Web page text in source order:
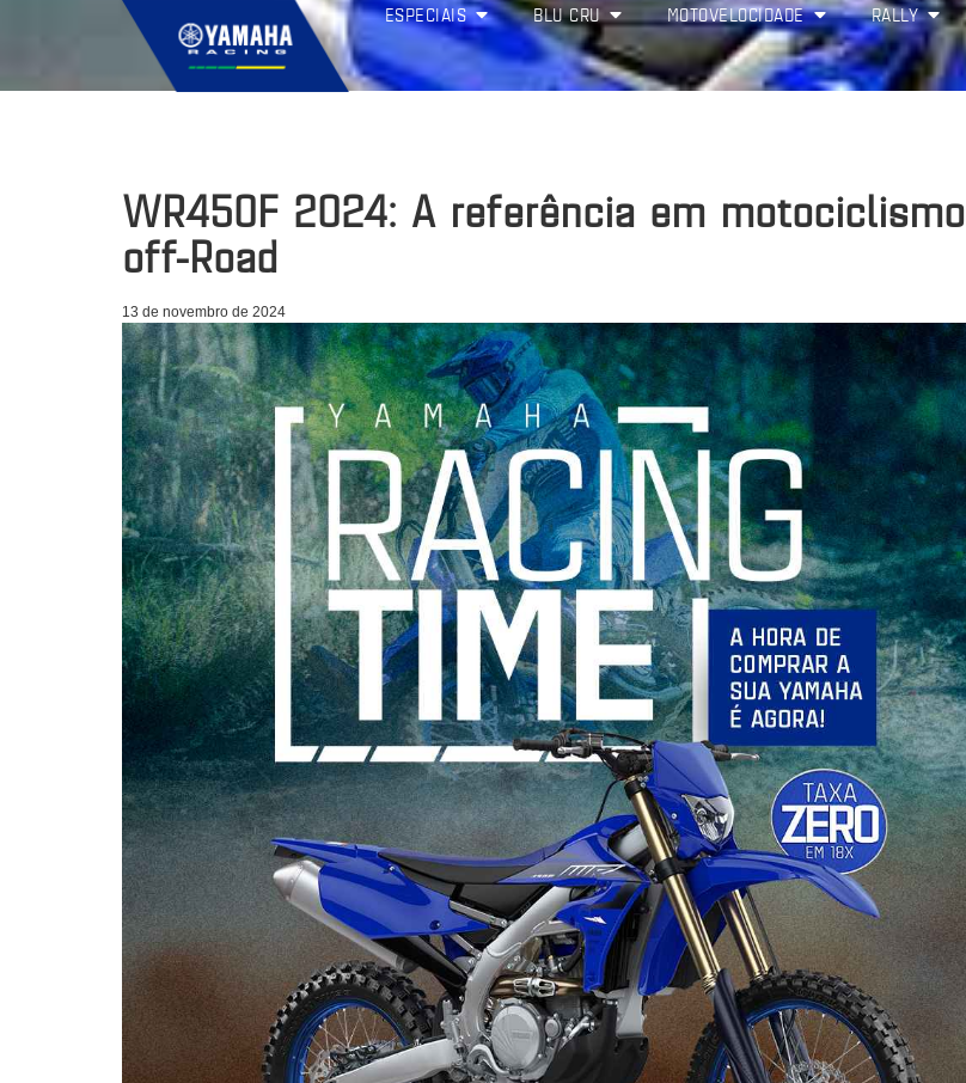
ESPECIAIS BLU CRU MOTOVELOCIDADE RALLY
WR450F 2024: A referência em motociclismo
off-Road
13 de novembro de 2024